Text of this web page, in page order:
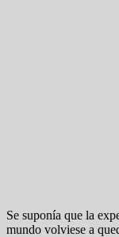
Se suponía que la
mundo volviese a